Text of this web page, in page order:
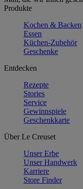
Produkte
Kochen & Backen
Essen
Küchen-Zubehör
Geschenke
Entdecken
Rezepte
Stories
Service
Gewinnspiele
Geschenkkarte
Über Le Creuset
Unser Erbe
Unser Handwerk
Karriere
Store Finder